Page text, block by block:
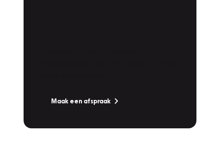
Maak een afspraak